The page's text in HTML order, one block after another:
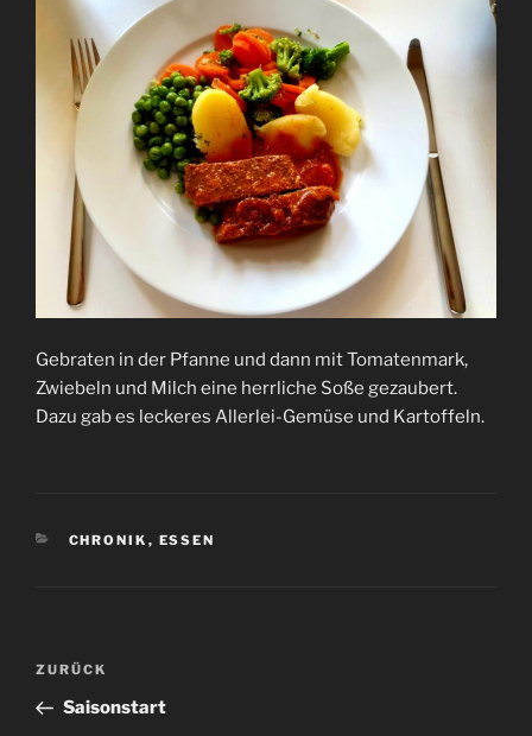
Gebraten in der Pfanne und dann mit Tomatenmark,
Zwiebeln und Milch eine herrliche Soße gezaubert.
Dazu gab es leckeres Allerlei-Gemüse und Kartoffeln.
KATEGORIEN
CHRONIK , ESSEN
Beitrags-
Vorheriger
Beitrag
ZURÜCK
Saisonstart